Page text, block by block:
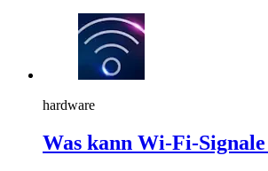
hardware
Was kann Wi-Fi-